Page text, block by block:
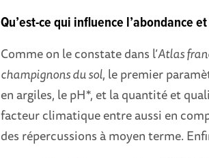
Qu’est-ce qui influence l’abondance
Comme on le constate dans l’Atlas
champignons du sol, le premier
en argiles, le pH*, et la quantité et
facteur climatique entre aussi en
des répercussions à moyen terme.